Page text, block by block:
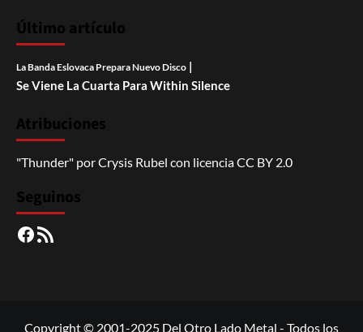
Último artículo
La Banda Eslovaca Prepara Nuevo Disco |
Se Viene La Cuarta Para Within Silence
Atribuciones
"Thunder" porCrysis Rubel con licenciaCC BY 2.0
Seguinos
Facebook
RSS
Copyright © 2001-2025 Del Otro Lado Metal - Todos los